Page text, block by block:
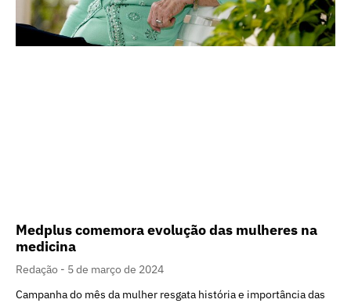
Medplus comemora evolução das mulheres na
medicina
Redação
5 de março de 2024
Campanha do mês da mulher resgata história e importância das